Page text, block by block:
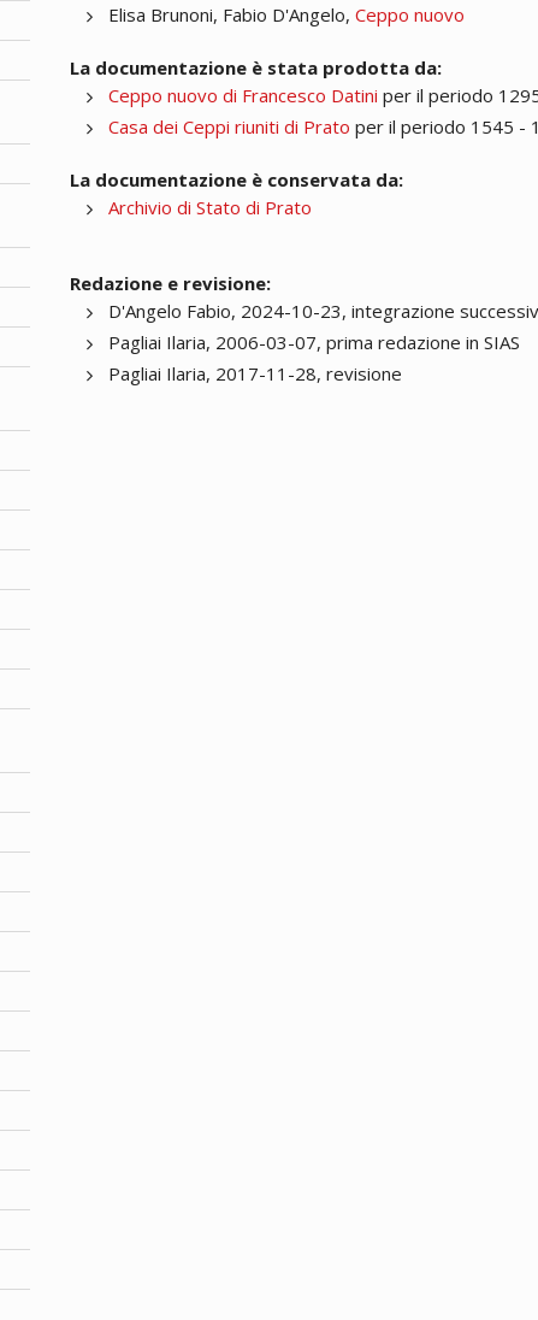
Elisa Brunoni, Fabio D'Angelo,Ceppo nuovo
La documentazione è stata prodotta da:
Ceppo nuovo di Francesco Datini per il periodo
Casa dei Ceppi riuniti di Prato per il periodo 1545 -
La documentazione è conservata da:
Archivio di Stato di Prato
Redazione e revisione:
D'Angelo Fabio, 2024-10-23, integrazione
Pagliai Ilaria, 2006-03-07, prima redazione in SIAS
Pagliai Ilaria, 2017-11-28, revisione